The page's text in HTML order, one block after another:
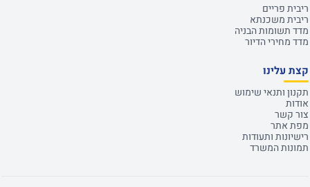
ריבית פריים
ריבית משכנתא
מדד תשומות הבניה
מדד מחירי הדיור
קצת עלינו
תקנון ותנאי שימוש
אודות
צור קשר
מפת אתר
רישיונות ותעודות
תמונות המשרד